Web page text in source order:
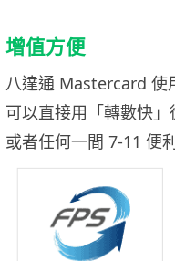
增值方便
八達通 Mastercard 使
可以直接用「轉數快」
或者任何一間 7-11 便